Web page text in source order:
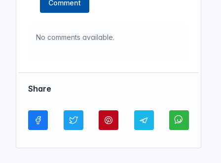
Comment
No comments available.
Share